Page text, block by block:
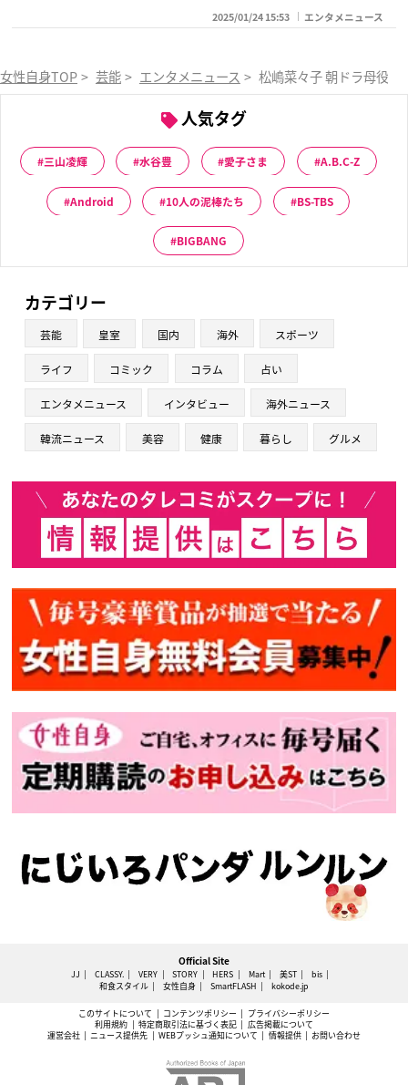
2025/01/24 15:53 エンタメニュース
女性自身TOP > 芸能 > エンタメニュース > 松嶋菜々子 朝ドラ母役
人気タグ
三山凌輝 水谷豊 愛子さま A.B.C-Z
Android 10人の泥棒たち BS-TBS
BIGBANG
カテゴリー
芸能 皇室 国内 海外 スポーツ
ライフ コミック コラム 占い
エンタメニュース インタビュー 海外ニュース
韓流ニュース 美容 健康 暮らし グルメ
Official Site
JJ CLASSY. VERY STORY HERS Mart 美ST
bis
和食スタイル
女性自身 SmartFLASH kokode.jp
このサイトについて コンテンツポリシー
プライバシーポリシー
利用規約
特定商取引法に基づく表記
広告掲載について
運営会社
ニュース提供先 WEBプッシュ通知について 情報提供 お問い合わせ